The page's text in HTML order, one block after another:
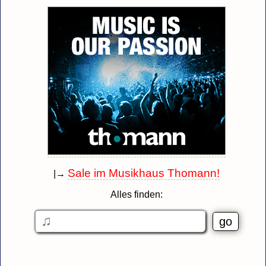
|→ Sale im Musikhaus Thomann!
Alles finden: